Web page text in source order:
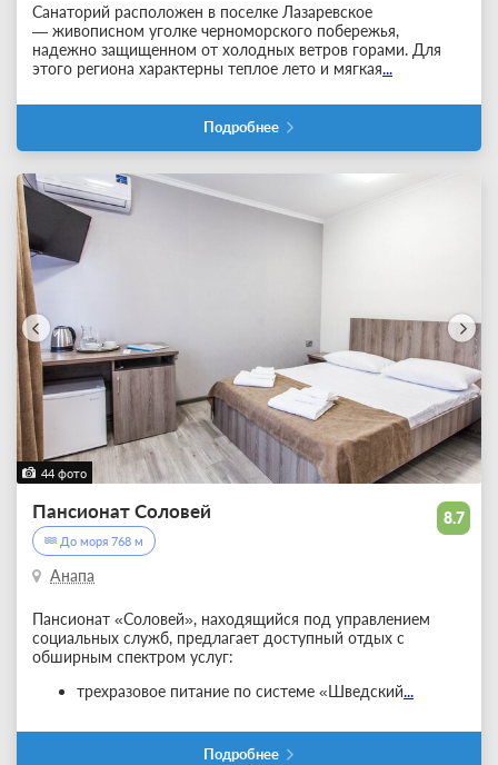
Санаторий расположен в поселке Лазаревское
— живописном уголке черноморского побережья,
надежно защищенном от холодных ветров горами. Для
этого региона характерны теплое лето и мягкая...
Подробнее
44 фото
8.7
Пансионат Соловей
До моря 768 м
Анапа
Пансионат «Соловей», находящийся под управлением
социальных служб, предлагает доступный отдых с
обширным спектром услуг:
трехразовое питание по системе «Шведский...
Подробнее